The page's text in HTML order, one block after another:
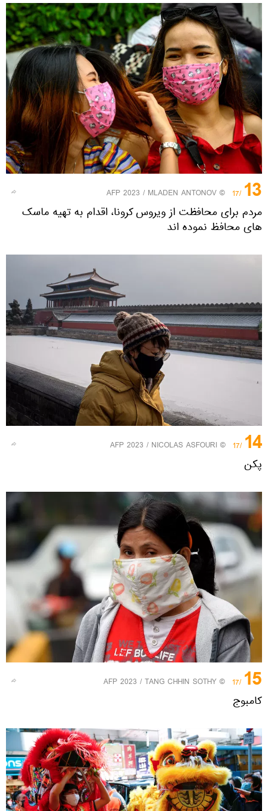
13
/17
© AFP 2023 / MLADEN ANTONOV
مردم برای محافظت از ویروس کرونا، اقدام به تهیه ماسک
های محافظ نموده اند
14
/17
© AFP 2023 / NICOLAS ASFOURI
پکن
15
/17
© AFP 2023 / TANG CHHIN SOTHY
کامبوج